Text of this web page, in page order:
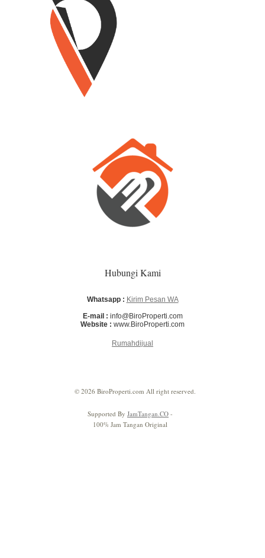
Hubungi Kami
Whatsapp : Kirim Pesan WA
E-mail : info@BiroProperti.com
Website : www.BiroProperti.com
Rumahdijual
© 2026 BiroProperti.com All right reserved.
Supported By JamTangan.CO -
100% Jam Tangan Original